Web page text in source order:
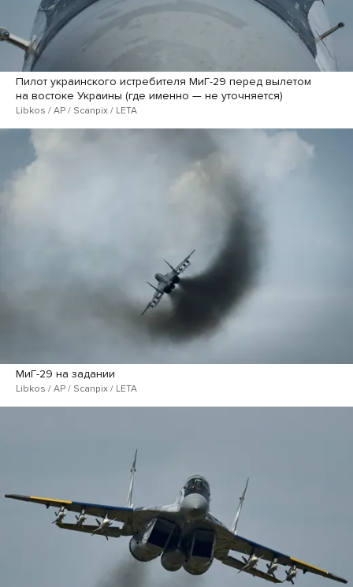
Пилот украинского истребителя МиГ-29 перед вылетом
на востоке Украины (где именно — не уточняется)
Libkos / AP / Scanpix / LETA
МиГ-29 на задании
Libkos / AP / Scanpix / LETA